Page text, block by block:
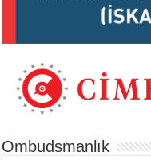
Ombudsmanlık